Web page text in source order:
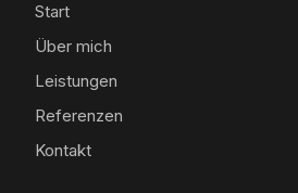
Start
Über mich
Leistungen
Referenzen
Kontakt